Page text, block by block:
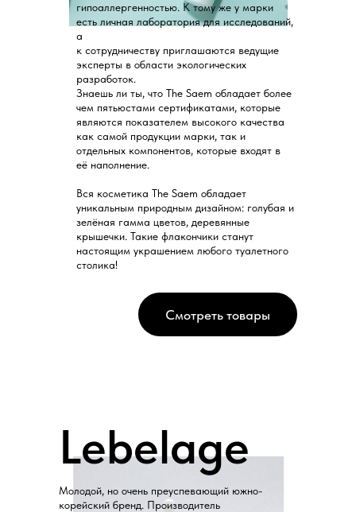
гипоаллергенностью. К тому же у марки
есть личная лаборатория для исследований,
а
к сотрудничеству приглашаются ведущие
эксперты в области экологических
разработок.
Знаешь ли ты, что The Saem обладает более
чем пятьюстами сертификатами, которые
являются показателем высокого качества
как самой продукции марки, так и
отдельных компонентов, которые входят в
её наполнение.
Вся косметика The Saem обладает
уникальным природным дизайном: голубая и
зелёная гамма цветов, деревянные
крышечки. Такие флакончики станут
настоящим украшением любого туалетного
столика!
Смотреть товары
Lebelage
Молодой, но очень преуспевающий южно-
корейский бренд. Производитель